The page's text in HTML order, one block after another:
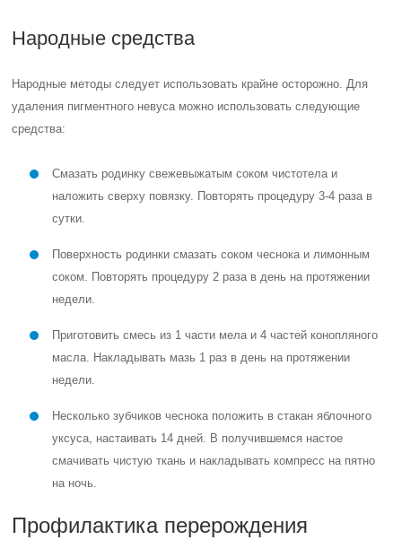
Народные средства
Народные методы следует использовать крайне осторожно. Для
удаления пигментного невуса можно использовать следующие
средства:
Смазать родинку свежевыжатым соком чистотела и
наложить сверху повязку. Повторять процедуру 3-4 раза в
сутки.
Поверхность родинки смазать соком чеснока и лимонным
соком. Повторять процедуру 2 раза в день на протяжении
недели.
Приготовить смесь из 1 части мела и 4 частей конопляного
масла. Накладывать мазь 1 раз в день на протяжении
недели.
Несколько зубчиков чеснока положить в стакан яблочного
уксуса, настаивать 14 дней. В получившемся настое
смачивать чистую ткань и накладывать компресс на пятно
на ночь.
Профилактика перерождения